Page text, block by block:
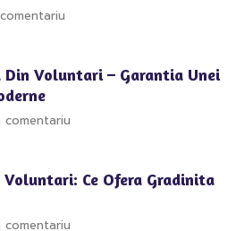
Voluntari – Garantia Unei
comentariu
Ce Ofera Gradinita
comentariu